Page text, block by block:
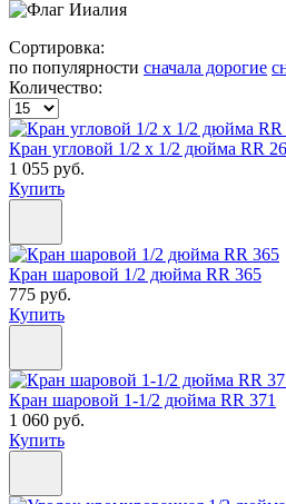
Сортировка:
по популярности сначала дорогие
Количество:
Кран угловой 1/2 х 1/2 дюйма RR
1 055 руб.
Купить
Кран шаровой 1/2 дюйма RR 365
775 руб.
Купить
Кран шаровой 1-1/2 дюйма RR 371
1 060 руб.
Купить